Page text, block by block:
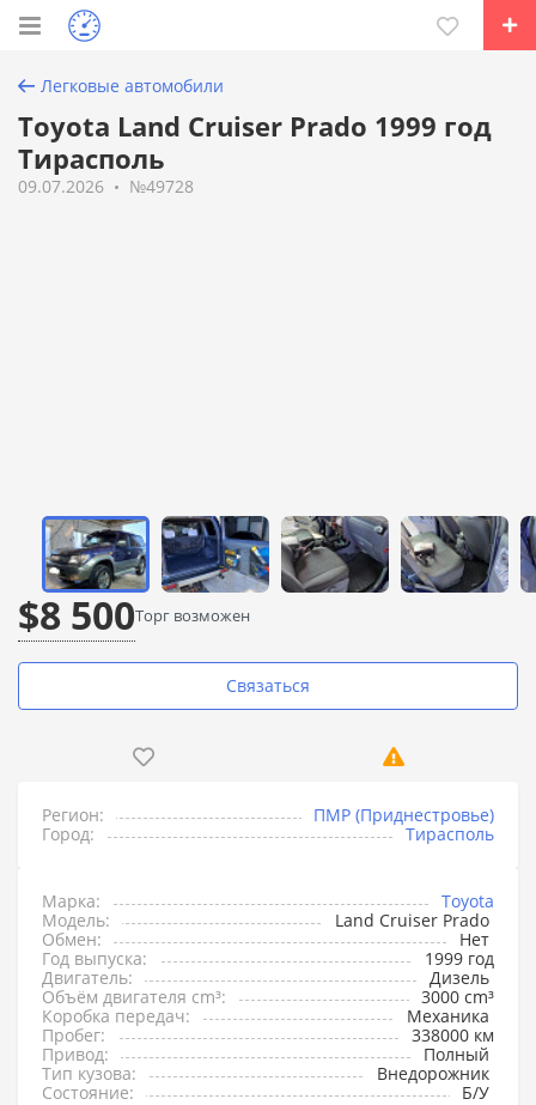
Легковые автомобили
Toyota Land Cruiser Prado 1999 год
Тирасполь
09.07.2026 №49728
$8 500Торг возможен
Связаться
Регион:
ПМР (Приднестровье)
Город:
Тирасполь
Марка:
Toyota
Модель:
Land Cruiser Prado
Обмен:
Нет
Год выпуска:
1999 год
Двигатель:
Дизель
Объём двигателя cm³:
3000 cm³
Коробка передач:
Механика
Пробег:
338000 км
Привод:
Полный
Тип кузова:
Внедорожник
Состояние:
Б/У